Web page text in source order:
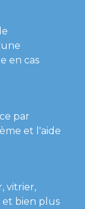
en cas
par
et l'aide
vitrier,
bien plus